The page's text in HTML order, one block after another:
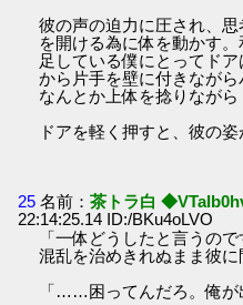
彼の声の迫力に圧され、
を開ける為に体を動かす
足している僕にとってド
から片手を壁に付きながら
なんとか上体を捻りながら
ドアを軽く押すと、彼の姿
25 名前：茶トラ白
22:14:25.14 ID:/BKu4oLVO
「一体どうしたと言うの
混乱を治めきれぬまま彼に
「……困ってんだろ。俺が